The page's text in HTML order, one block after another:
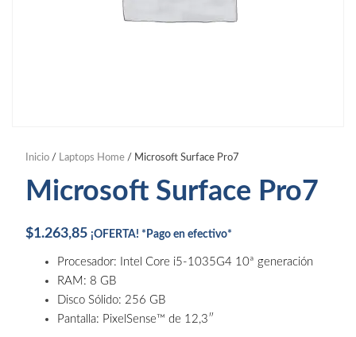
Inicio/ Laptops Home/ Microsoft Surface Pro7
Microsoft Surface Pro7
$1.263,85 ¡OFERTA! *Pago en efectivo*
Procesador: Intel Core i5-1035G4 10ª generación
RAM: 8 GB
Disco Sólido: 256 GB
Pantalla: PixelSense™ de 12,3″